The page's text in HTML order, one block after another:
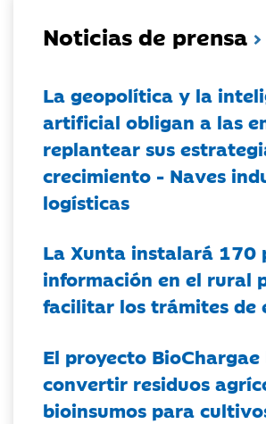
Noticias de prensa
La geopolítica y la
artificial obligan a las
replantear sus
crecimiento - Naves
logísticas
La Xunta instalará 170
información en el rural
facilitar los trámites de
El proyecto BioChargae
convertir residuos
bioinsumos para